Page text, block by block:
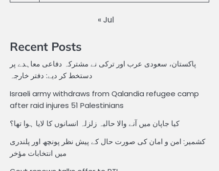
« Jul
Recent Posts
پاکستان، سعودی عرب اور ترکی نے مشترکہ دفاعی معاہدے پر
دستخط کر دیے: دفتر خارجہ
Israeli army withdraws from Qalandia refugee camp
after raid injures 51 Palestinians
کیا جاپان میں آنے والا حالیہ زلزلہ انسانوں کا لایا ہوا تھا؟
کشمیر: امن و امان کی صورت حال کے پیش نظر پونچھ اور پلندری
میں انتخابات مؤخر